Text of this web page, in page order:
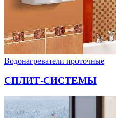
Водонагреватели проточные
СПЛИТ-СИСТЕМЫ